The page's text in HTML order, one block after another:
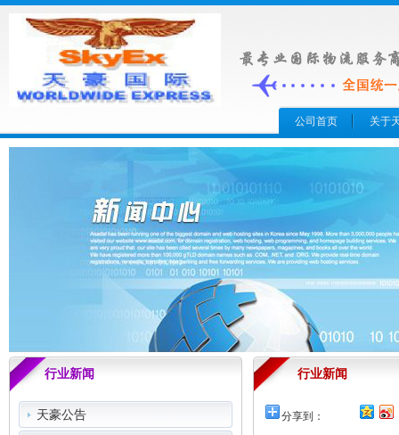
公司首页 关于
行业新闻
天豪公告
行业新闻
分享到：